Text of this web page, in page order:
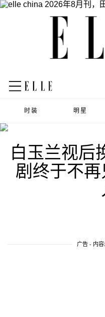
时装 明星
白玉兰视后
剧终于不再
广告 - 内